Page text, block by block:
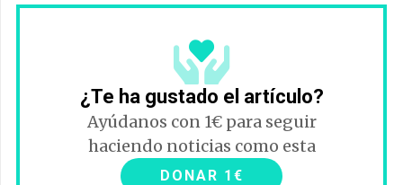
¿Te ha gustado el artículo?
Ayúdanos con 1€ para seguir
haciendo noticias como esta
DONAR 1€